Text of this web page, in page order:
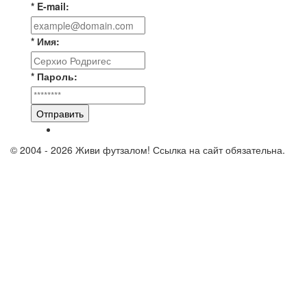
* E-mail:
* Имя:
* Пароль:
Отправить
© 2004 - 2026 Живи футзалом! Ссылка на сайт обязательна.